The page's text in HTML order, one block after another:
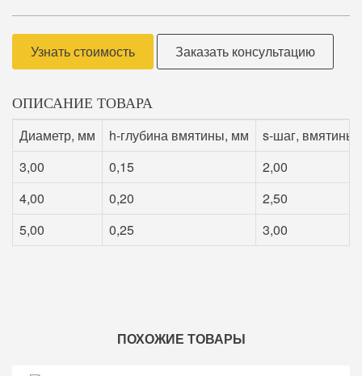
Узнать стоимость Заказать консультацию
ОПИСАНИЕ ТОВАРА
Диаметр, мм h-глубина вмятины, мм
s-шаг,
3,00
0,15
2,00
4,00
0,20
2,50
5,00
0,25 3,00
ПОХОЖИЕ ТОВАРЫ